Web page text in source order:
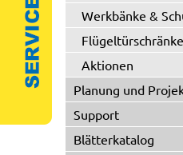
Werkbänke &
Flügeltürschränke
Aktionen
Planung und
Support
Blätterkatalog